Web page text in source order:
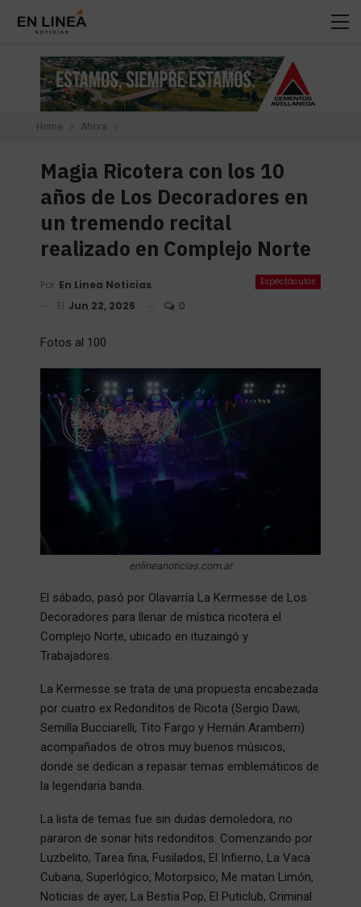
Home Ahora
Magia Ricotera con los 10
años de Los Decoradores en
un tremendo recital
realizado en Complejo Norte
Espectáculos
Por En Linea Noticias
El Jun 22, 2025 0
Fotos al 100
enlineanoticias.com.ar
El sábado, pasó por Olavarría La Kermesse de Los
Decoradores para llenar de mística ricotera el
Complejo Norte, ubicado en ituzaingó y
Trabajadores.
La Kermesse se trata de una propuesta encabezada
por cuatro ex Redonditos de Ricota (Sergio Dawi,
Semilla Bucciarelli, Tito Fargo y Hernán Aramberri)
acompañados de otros muy buenos músicos,
donde se dedican a repasar temas emblemáticos de
la legendaria banda.
La lista de temas fue sin dudas demoledora, no
pararon de sonar hits redonditos. Comenzando por
Luzbelito, Tarea fina, Fusilados, El Infierno, La Vaca
Cubana, Superlógico, Motorpsico, Me matan Limón,
Noticias de ayer, La Bestia Pop, El Puticlub, Criminal